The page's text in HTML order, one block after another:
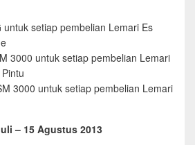
untuk setiap pembelian Lemari Es
3000 untuk setiap pembelian Lemari
3000 untuk setiap pembelian Lemari
– 15 Agustus 2013